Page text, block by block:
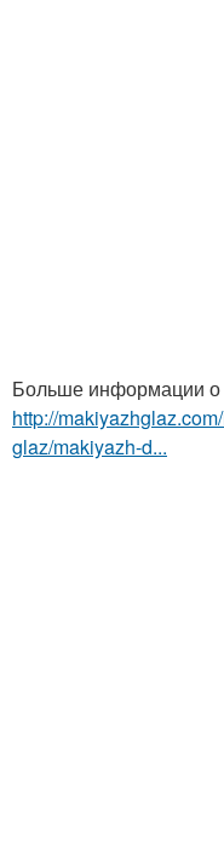
Больше информации о
http://
glaz/makiyazh-d...